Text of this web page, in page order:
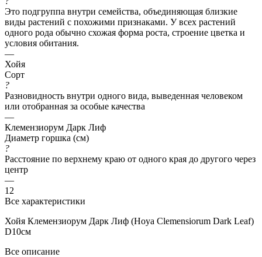
Это подгруппа внутри семейства, объединяющая близкие
виды растений с похожими признаками. У всех растений
одного рода обычно схожая форма роста, строение цветка и
условия обитания.
—
Хойя
Сорт
?
Разновидность внутри одного вида, выведенная человеком
или отобранная за особые качества
—
Клемензиорум Дарк Лиф
Диаметр горшка (см)
?
Расстояние по верхнему краю от одного края до другого через
центр
—
12
Все характеристики
Хойя Клемензиорум Дарк Лиф (Hoya Clemensiorum Dark Leaf)
D10см
Все описание